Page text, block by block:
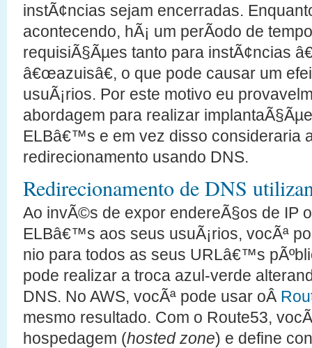
instÃ¢ncias sejam encerradas.
acontecendo, hÃ¡ um perÃ­odo de
requisiÃ§Ãµes tanto para instÃ¢ncias
â€œazuisâ€, o que pode causar um
usuÃ¡rios. Por este motivo eu
abordagem para realizar
ELBâ€™s e em vez disso consideraria
redirecionamento usando DNS.
Redirecionamento de DNS
Ao invÃ©s de expor endereÃ§os de IP
ELBâ€™s aos seus usuÃ¡rios, vocÃª
nio para todos as seus URLâ€™s
pode realizar a troca azul-verde
DNS. No AWS, vocÃª pode usar oÂ
mesmo resultado. Com o Route53,
hospedagem (hosted zone) e define